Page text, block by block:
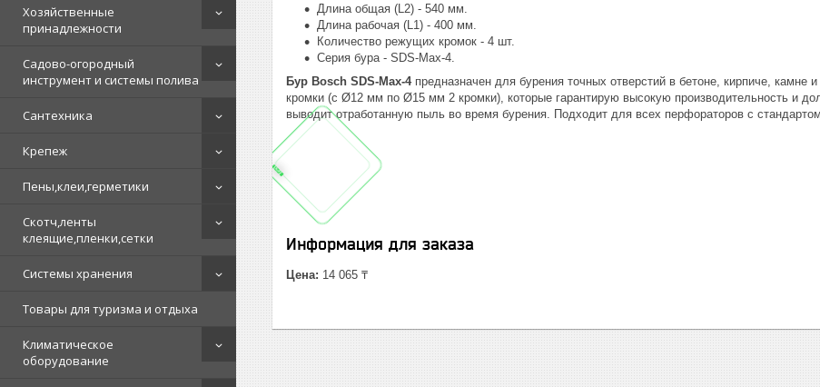
Хозяйственные
принадлежности
Садово-огородный
инструмент и системы полива
Сантехника
Крепеж
Пены,клеи,герметики
Скотч,ленты
клеящие,пленки,сетки
Системы хранения
Товары для туризма и отдыха
Климатическое
оборудование
Длина общая (L2) - 540 мм.
Длина рабочая (L1) - 400 мм.
Количество режущих кромок - 4 шт.
Серия бура - SDS-Max-4.
Бур Bosch SDS-Max-4предназначен для бурения точных отверстий в бетоне, кирпиче,
кромки (с Ø12 мм по Ø15 мм 2 кромки), которые гарантирую высокую производительность и
выводит отработанную пыль во время бурения. Подходит для всех перфораторов с
Информация для заказа
Цена: 14 065 ₸